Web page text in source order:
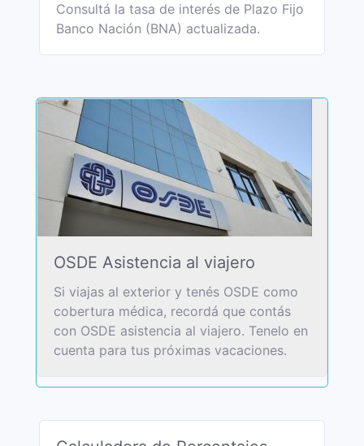
Consultá la tasa de interés de Plazo Fijo
Banco Nación (BNA) actualizada.
OSDE Asistencia al viajero
Si viajas al exterior y tenés OSDE como
cobertura médica, recordá que contás
con OSDE asistencia al viajero. Tenelo en
cuenta para tus próximas vacaciones.